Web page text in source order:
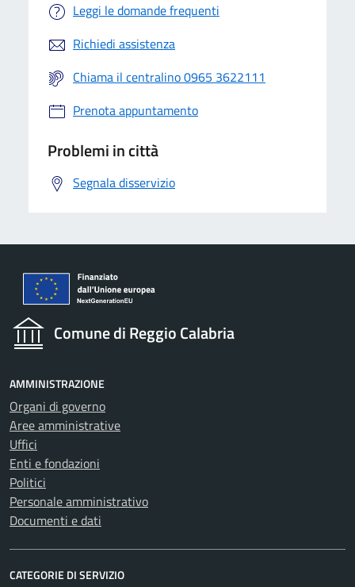
Leggi le domande frequenti
Richiedi assistenza
Chiama il centralino 0965 3622111
Prenota appuntamento
Problemi in città
Segnala disservizio
Comune di Reggio Calabria
AMMINISTRAZIONE
Organi di governo
Aree amministrative
Uffici
Enti e fondazioni
Politici
Personale amministrativo
Documenti e dati
CATEGORIE DI SERVIZIO